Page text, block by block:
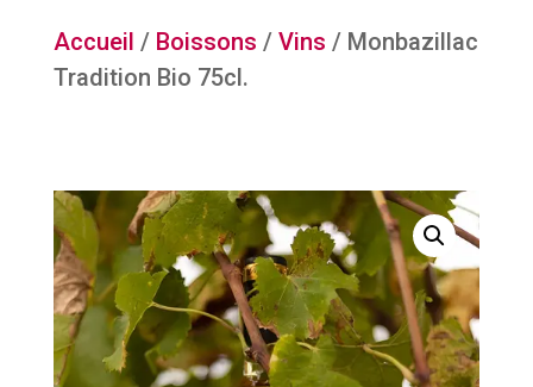
Accueil / Boissons / Vins / Monbazillac
Tradition Bio 75cl.